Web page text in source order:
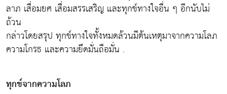
ลาภ เสื่อมยศ เสื่อมสรรเสริญ และทุกข์ทางใจอื่น ๆ อีกนับไม่
ถ้วน
กล่าวโดยสรุป ทุกข์ทางใจทั้งหมดล้วนมีต้นเหตุมาจากความโลภ
ความโกรธ และความยึดมั่นถือมั่น .
ทุกข์จากความโลภ